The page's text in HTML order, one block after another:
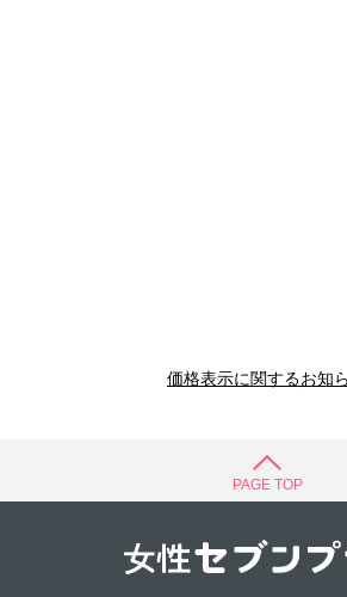
価格表示に関するお知
PAGE TOP